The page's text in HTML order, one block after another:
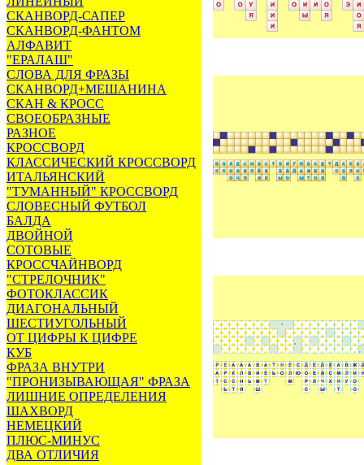
СКАНВОРД-САПЕР
СКАНВОРД-ФАНТОМ
АЛФАВИТ
"ЕРАЛАШ"
СЛОВА ДЛЯ ФРАЗЫ
СКАНВОРД+МЕШАНИНА
СКАН & КРОСС
СВОЕОБРАЗНЫЕ
РАЗНОЕ
КРОССВОРД
КЛАССИЧЕСКИЙ КРОССВОРД
ИТАЛЬЯНСКИЙ
"ТУМАННЫЙ" КРОССВОРД
СЛОВЕСНЫЙ ФУТБОЛ
БАЛДА
ДВОЙНОЙ
СОТОВЫЕ
КРОССЧАЙНВОРД
"СТРЕЛОЧНИК"
ФОТОКЛАССИК
ДИАГОНАЛЬНЫЙ
ШЕСТИУГОЛЬНЫЙ
ОТ ЦИФРЫ К ЦИФРЕ
КУБ
ФРАЗА ВНУТРИ
"ПРОНИЗЫВАЮЩАЯ" ФРАЗА
ЛИШНИЕ ОПРЕДЕЛЕНИЯ
ШАХВОРД
НЕМЕЦКИЙ
ПЛЮС-МИНУС
ДВА ОТЛИЧИЯ